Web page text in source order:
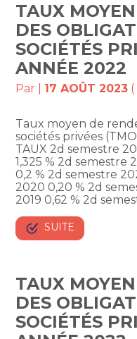
TAUX
DES
SOCIÉTÉS
ANNÉE 2022
Par 17 AOÛT 2023
Taux moyen de
sociétés privées
TAUX 2d semestre
1,325 % 2d semestre
0,2 % 2d semestre
2020 0,20 % 2d
2019 0,62 % 2d
SUITE
TAUX
DES
SOCIÉTÉS